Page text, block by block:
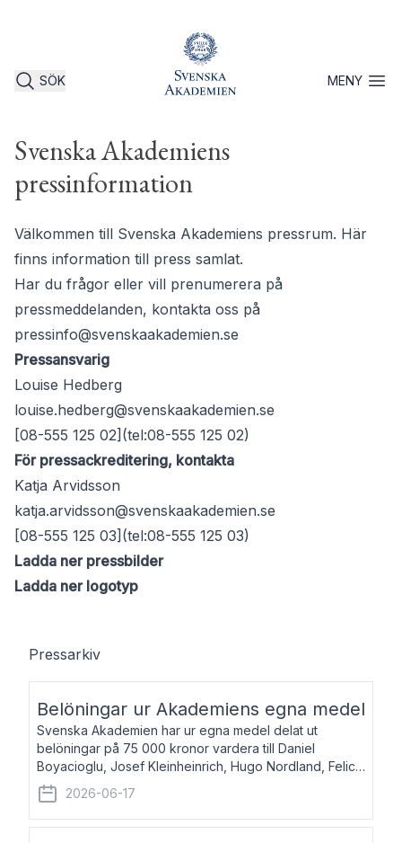
SÖK MENYÖppna
Svenska Akademiens
pressinformation
Välkommen till Svenska Akademiens pressrum. Här
finns information till press samlat.
Har du frågor eller vill prenumerera på
pressmeddelanden, kontakta oss på
pressinfo@svenskaakademien.se
Pressansvarig
Louise Hedberg
louise.hedberg@svenskaakademien.se
[08-555 125 02](tel:08-555 125 02)
För pressackreditering, kontakta
Katja Arvidsson
katja.arvidsson@svenskaakademien.se
[08-555 125 03](tel:08-555 125 03)
Ladda ner pressbilder
Ladda ner logotyp
Pressarkiv
Belöningar ur Akademiens egna medel
Svenska Akademien har ur egna medel delat ut
belöningar på 75 000 kronor vardera till Daniel
Boyacioglu, Josef Kleinheinrich, Hugo Nordland, Felicia
Stenroth och Svante Strandberg. Daniel Boyacioglu,
född 1981, är poet och scenartist. Josef
2026-06-17